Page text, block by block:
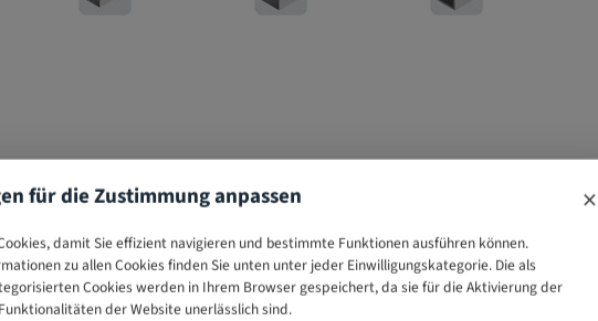
für die Zustimmung anpassen ×
damit Sie effizient navigieren und bestimmte Funktionen ausführen können.
zu allen Cookies finden Sie unten unter jeder Einwilligungskategorie. Die als
Cookies werden in Ihrem Browser gespeichert, da sie für die Aktivierung der
der Website unerlässlich sind.